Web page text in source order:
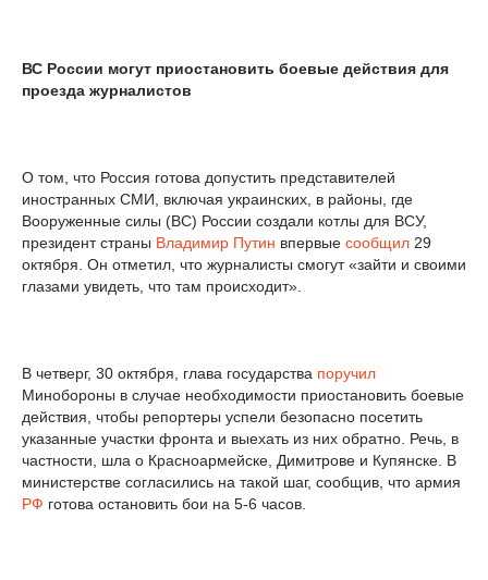
ВС России могут приостановить боевые действия для
проезда журналистов
О том, что Россия готова допустить представителей
иностранных СМИ, включая украинских, в районы, где
Вооруженные силы (ВС) России создали котлы для ВСУ,
президент страны Владимир Путин впервые сообщил 29
октября. Он отметил, что журналисты смогут «зайти и своими
глазами увидеть, что там происходит».
В четверг, 30 октября, глава государства поручил
Минобороны в случае необходимости приостановить боевые
действия, чтобы репортеры успели безопасно посетить
указанные участки фронта и выехать из них обратно. Речь, в
частности, шла о Красноармейске, Димитрове и Купянске. В
министерстве согласились на такой шаг, сообщив, что армия
РФ готова остановить бои на 5-6 часов.